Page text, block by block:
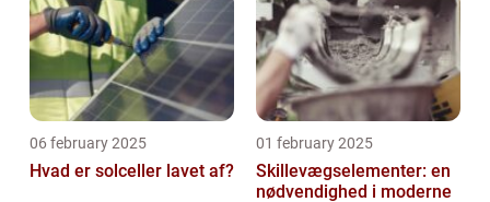
06 february 2025
Hvad er solceller lavet af?
01 february 2025
Skillevægselementer: en
nødvendighed i moderne